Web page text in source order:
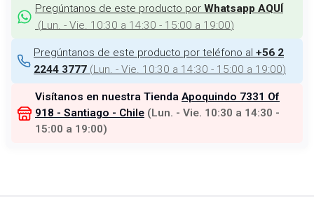
Pregúntanos de este producto por Whatsapp AQUÍ
(Lun. - Vie. 10:30 a 14:30 - 15:00 a 19:00)
Pregúntanos de este producto por teléfono al +56 2
2244 3777 (Lun. - Vie. 10:30 a 14:30 - 15:00 a 19:00)
Visítanos en nuestra Tienda Apoquindo 7331 Of
918 - Santiago - Chile (Lun. - Vie. 10:30 a 14:30 -
15:00 a 19:00)